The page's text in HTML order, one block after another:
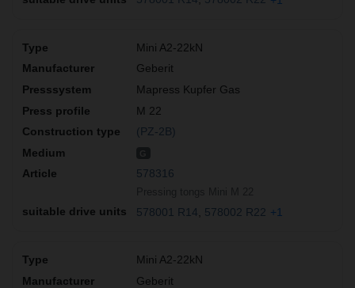
Mini A2-22kN
Geberit
Mapress Kupfer Gas
M 22
(PZ-2B)
578316
578001 R14 578002 R22 +1
Mini A2-22kN
Geberit